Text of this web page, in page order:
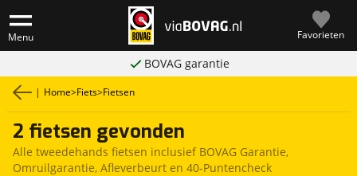
Menu Favorieten
BOVAG garantie
| Home>Fiets>Fietsen
2 fietsen gevonden
Alle tweedehands fietsen inclusief BOVAG Garantie,
Omruilgarantie, Afleverbeurt en 40-Puntencheck